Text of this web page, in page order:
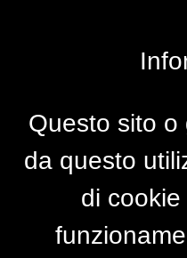
Questo sito o
da questo
di